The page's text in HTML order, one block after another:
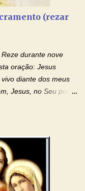
de alguma
na
(rezar
durante nove
oração: Jesus
diante dos meus
Jesus, no Seu poder
agora derramado
Eu peço, Senhor
deste Sangue,
que possa estar
que atenda, em